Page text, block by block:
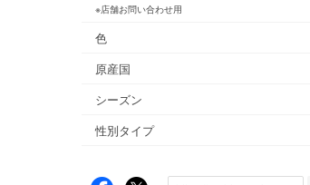
※店舗お問い合わせ用
色
原産国
シーズン
性別タイプ